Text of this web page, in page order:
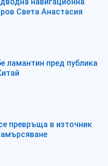
Света Анастасия
ламантин пред публика
превръща в източник